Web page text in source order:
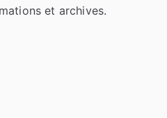
et archives.